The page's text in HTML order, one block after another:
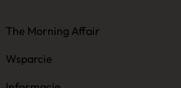
The Morning Affair
Wsparcie